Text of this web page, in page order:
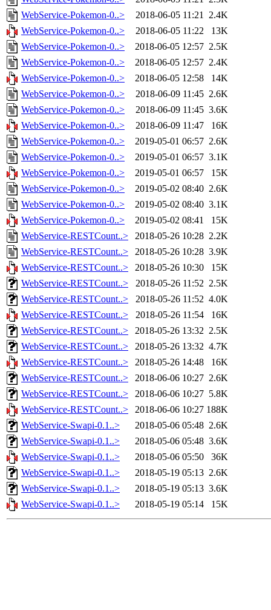
WebService-Pokemon-0..>
2018-06-05 11:21 2.4K
WebService-Pokemon-0..>
2018-06-05 11:22
13K
WebService-Pokemon-0..>
2018-06-05 12:57 2.5K
WebService-Pokemon-0..>
2018-06-05 12:57 2.4K
WebService-Pokemon-0..>
2018-06-05 12:58
14K
WebService-Pokemon-0..>
2018-06-09 11:45 2.6K
WebService-Pokemon-0..>
2018-06-09 11:45 3.6K
WebService-Pokemon-0..>
2018-06-09 11:47
16K
WebService-Pokemon-0..>
2019-05-01 06:57 2.6K
WebService-Pokemon-0..>
2019-05-01 06:57 3.1K
WebService-Pokemon-0..>
2019-05-01 06:57
15K
WebService-Pokemon-0..>
2019-05-02 08:40 2.6K
WebService-Pokemon-0..>
2019-05-02 08:40 3.1K
WebService-Pokemon-0..>
2019-05-02 08:41
15K
WebService-RESTCount..>
2018-05-26 10:28 2.2K
WebService-RESTCount..>
2018-05-26 10:28 3.9K
WebService-RESTCount..>
2018-05-26 10:30
15K
WebService-RESTCount..>
2018-05-26 11:52 2.5K
WebService-RESTCount..>
2018-05-26 11:52 4.0K
WebService-RESTCount..>
2018-05-26 11:54
16K
WebService-RESTCount..>
2018-05-26 13:32 2.5K
WebService-RESTCount..>
2018-05-26 13:32 4.7K
WebService-RESTCount..>
2018-05-26 14:48
16K
WebService-RESTCount..>
2018-06-06 10:27 2.6K
WebService-RESTCount..>
2018-06-06 10:27 5.8K
WebService-RESTCount..>
2018-06-06 10:27 188K
WebService-Swapi-0.1..>
2018-05-06 05:48 2.6K
WebService-Swapi-0.1..>
2018-05-06 05:48 3.6K
WebService-Swapi-0.1..>
2018-05-06 05:50
36K
WebService-Swapi-0.1..>
2018-05-19 05:13 2.6K
WebService-Swapi-0.1..>
2018-05-19 05:13 3.6K
WebService-Swapi-0.1..>
2018-05-19 05:14 15K